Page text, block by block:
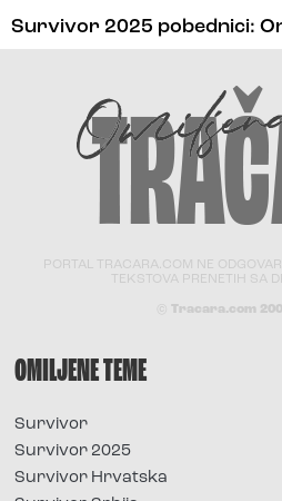
Survivor 2025 pobednici:
PORTAL TRACARA.COM NE
TEKSTOVA PRENETIH SA
© Tracara.com
OMILJENE TEME
Survivor
Survivor 2025
Survivor Hrvatska